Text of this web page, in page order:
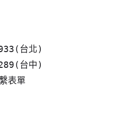
台北)
台中)
表單